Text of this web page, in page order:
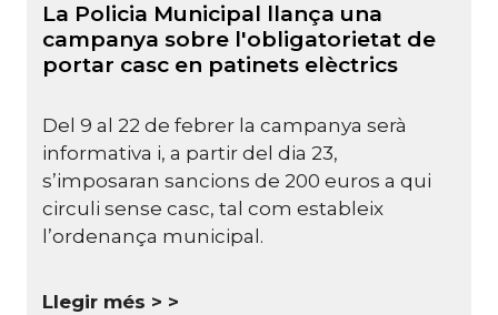
La Policia Municipal llança una
campanya sobre l'obligatorietat de
portar casc en patinets elèctrics
Del 9 al 22 de febrer la campanya serà
informativa i, a partir del dia 23,
s’imposaran sancions de 200 euros a qui
circuli sense casc, tal com estableix
l’ordenança municipal.
Llegir més >